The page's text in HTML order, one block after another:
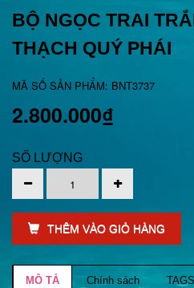
BỘ NGỌC TRAI
THẠCH QUÝ PHÁI
MÃ SỐ SẢN PHẨM: BNT3737
2.800.000₫
SỐ LƯỢNG
THÊM VÀO GIỎ HÀNG
MÔ TẢ Chính sách TAGS